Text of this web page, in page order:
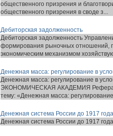
общественного призрения и
общественного призрения в своде з...
Дебиторская задолженность
Дебиторская задолженность
формирования рыночных отношений,
экономическим механизмом
Денежная масса: регулирование в
Денежная масса: регулирование в
ЭКОНОМИЧЕСКАЯ АКАДЕМИЯ Реферат
тему: «Денежная масса:
Денежная система России до 1917 года
Денежная система России до 1917